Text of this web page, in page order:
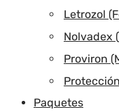
Letrozol
Nolvadex
Proviron
Paquetes